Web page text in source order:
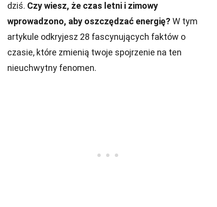
dziś. Czy wiesz, że czas letni i zimowy
wprowadzono, aby oszczędzać energię? W tym
artykule odkryjesz 28 fascynujących faktów o
czasie, które zmienią twoje spojrzenie na ten
nieuchwytny fenomen.